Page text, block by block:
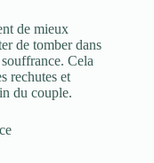
de mieux
de tomber dans
Cela
rechutes et
du couple.